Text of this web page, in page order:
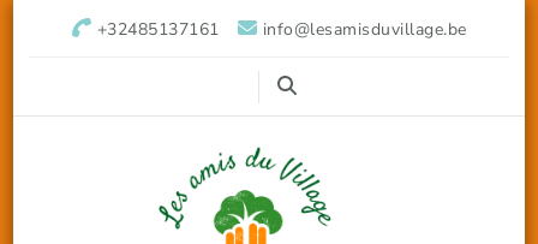
+32485137161 info@lesamisduvillage.be